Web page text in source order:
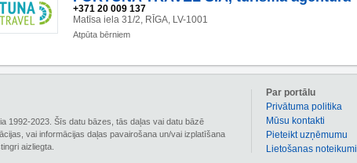
+371 20 009 137
Matīsa iela 31/2, RĪGA, LV-1001
Atpūta bērniem
1992-2023. Šīs datu bāzes, tās daļas vai datu bāzē
vai informācijas daļas pavairošana un/vai izplatīšana
aizliegta.
Par portālu
Privātuma politika
Mūsu kontakti
Pieteikt uzņēmumu
Lietošanas noteikumi